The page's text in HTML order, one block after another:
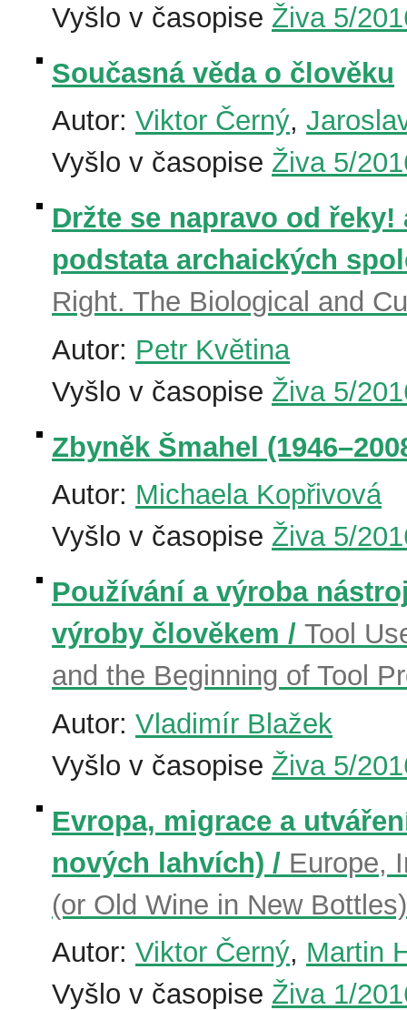
Vyšlo v časopise Živa 5/
Současná věda o člověku
Autor: Viktor Černý,
Vyšlo v časopise Živa 5/
Držte se napravo od
podstata archaických
Right. The Biological and
Autor: Petr Květina
Vyšlo v časopise Živa 5/
Zbyněk Šmahel
Autor: Michaela Kopřivová
Vyšlo v časopise Živa 5/
Používání a výroba
výroby člověkem / Tool
and the Beginning of Tool
Autor: Vladimír Blažek
Vyšlo v časopise Živa 5/
Evropa, migrace a
nových lahvích) / Europe,
(or Old Wine in New Bottles)
Autor: Viktor Černý, Martin
Vyšlo v časopise Živa 1/